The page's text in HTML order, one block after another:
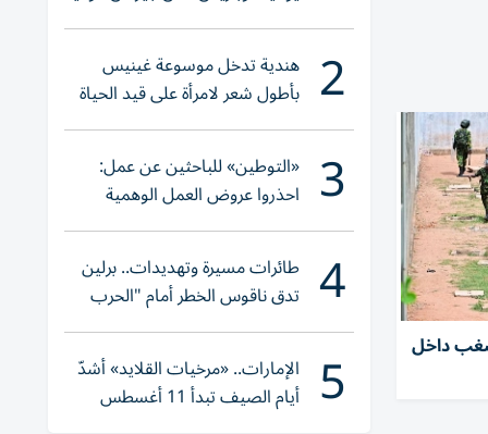
شغب داخل
والقنوات الناقلة
2 هندية تدخل موسوعة غينيس
بأطول شعر لامرأة على قيد الحياة
3 «التوطين» للباحثين عن عمل:
احذروا عروض العمل الوهمية
وتحققوا عبر «الباركود»
4 طائرات مسيرة وتهديدات.. برلين
تدق ناقوس الخطر أمام "الحرب
الهجينة"
5 الإمارات.. «مرخيات القلايد» أشدّ
أيام الصيف تبدأ 11 أغسطس